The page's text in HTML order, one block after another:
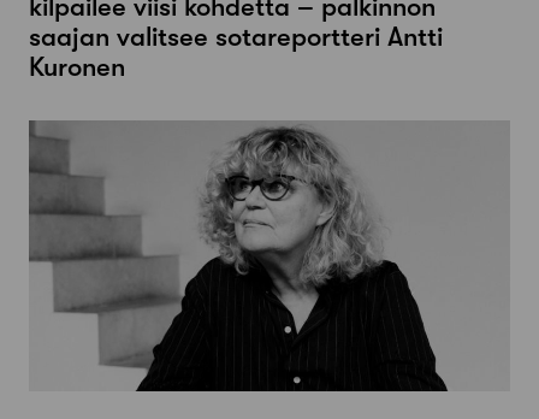
kilpailee viisi kohdetta – palkinnon
saajan valitsee sotareportteri Antti
Kuronen